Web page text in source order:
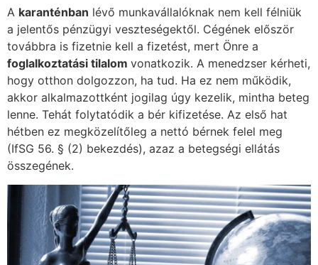
A karanténban lévő munkavállalóknak nem kell félniük
a jelentős pénzügyi veszteségektől. Cégének először
továbbra is fizetnie kell a fizetést, mert Önre a
foglalkoztatási tilalom vonatkozik. A menedzser kérheti,
hogy otthon dolgozzon, ha tud. Ha ez nem működik,
akkor alkalmazottként jogilag úgy kezelik, mintha beteg
lenne. Tehát folytatódik a bér kifizetése. Az első hat
hétben ez megközelítőleg a nettó bérnek felel meg
(IfSG 56. § (2) bekezdés), azaz a betegségi ellátás
összegének.